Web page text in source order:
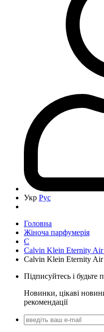
Укр Рус
Головна
Жіноча парфумерія
C
Calvin Klein Eternity Air
Calvin Klein Eternity Air
Підписуйтесь і будьте
Новинки, цікаві
рекомендації